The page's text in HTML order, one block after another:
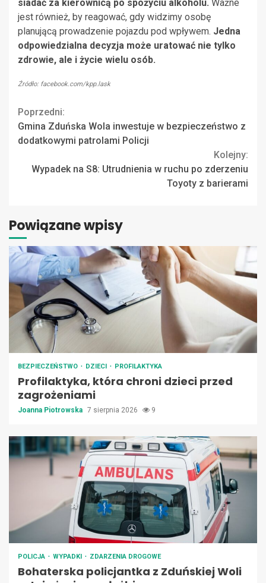
siadać za kierownicą po spożyciu alkoholu. Ważne
jest również, by reagować, gdy widzimy osobę
planującą prowadzenie pojazdu pod wpływem. Jedna
odpowiedzialna decyzja może uratować nie tylko
zdrowie, ale i życie wielu osób.
Źródło: facebook.com/kpp.lask
Continue
Reading
Poprzedni:
Gmina Zduńska Wola inwestuje w bezpieczeństwo z
dodatkowymi patrolami Policji
Kolejny:
Wypadek na S8: Utrudnienia w ruchu po zderzeniu
Toyoty z barierami
Powiązane wpisy
BEZPIECZEŃSTWO DZIECI PROFILAKTYKA
Profilaktyka, która chroni dzieci przed
zagrożeniami
Joanna Piotrowska 7 sierpnia 2026 9
POLICJA WYPADKI ZDARZENIA DROGOWE
Bohaterska policjantka z Zduńskiej Woli